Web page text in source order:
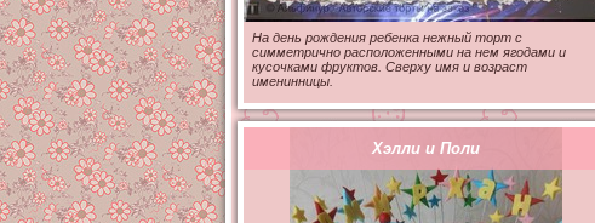
На день рождения ребенка нежный торт с
симметрично расположенными на нем ягодами и
кусочками фруктов. Сверху имя и возраст
именинницы.
Хэлли и Поли